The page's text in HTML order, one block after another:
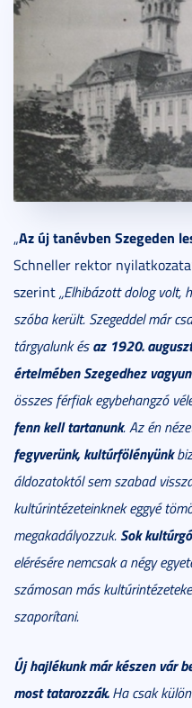
„Az új tanévben Szegeden
Schneller rektor
szerint„Elhibázott dolog volt,
szóba került. Szegeddel már
tárgyalunk ésaz 1920.
értelmében Szegedhez
összes férfiak egybehangzó
fenn kell tartanunk. Az én
fegyverünk, kultúrfölényünk
áldozatoktól sem szabad
kultúrintézeteinknek eggyé
megakadályozzuk. Sok
elérésére nemcsak a négy
számosan más
szaporítani.
Új hajlékunk már készen vár
most tatarozzák. Ha csak